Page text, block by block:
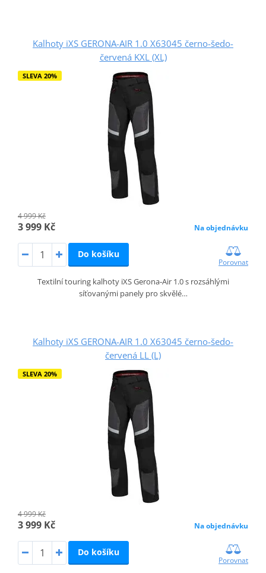
Kalhoty iXS GERONA-AIR 1.0 X63045 černo-šedo-
červená KXL (XL)
SLEVA 20%
4 999 Kč
3 999 Kč Na objednávku
Do košíku
Porovnat
Textilní touring kalhoty iXS Gerona‑Air 1.0 s rozsáhlými
síťovanými panely pro skvělé…
Kalhoty iXS GERONA-AIR 1.0 X63045 černo-šedo-
červená LL (L)
SLEVA 20%
4 999 Kč
3 999 Kč Na objednávku
Do košíku
Porovnat